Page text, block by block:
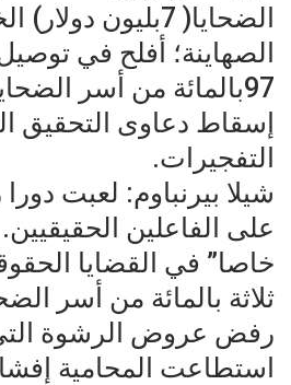
الضحايا( 7بليون
الصهاينة؛ أفلح في
97بالمائة من أسر
إسقاط دعاوى التحقيق
التفجيرات.
شيلا بيرنباوم: لعبت
على الفاعلين
خاصا” في القضايا
ثلاثة بالمائة من أسر
رفض عروض الرشوة التي
استطاعت المحامية